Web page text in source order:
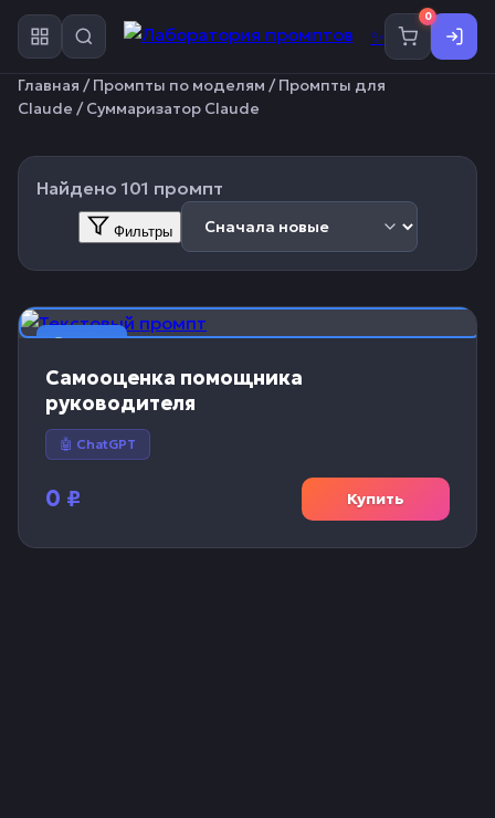
✨
0
Главная /Промпты по моделям /Промпты для
Claude / Суммаризатор Claude
Найдено 101 промпт
Фильтры
📝 Текст
Самооценка помощника
руководителя
🤖 ChatGPT
0 ₽ Купить